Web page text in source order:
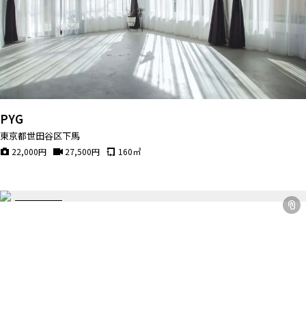
PYG
東京都世田谷区下馬
22,000円 27,500円 160㎡